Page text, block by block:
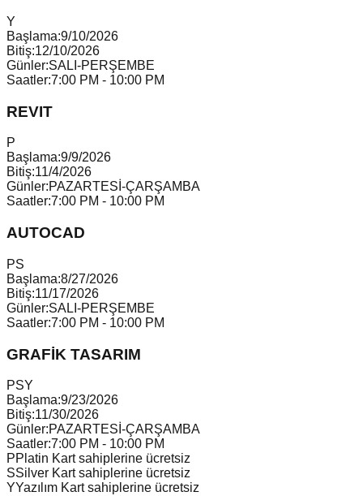
Y
Başlama:9/10/2026
Bitiş:12/10/2026
Günler:SALI-PERŞEMBE
Saatler:7:00 PM - 10:00 PM
REVIT
P
Başlama:9/9/2026
Bitiş:11/4/2026
Günler:PAZARTESİ-ÇARŞAMBA
Saatler:7:00 PM - 10:00 PM
AUTOCAD
PS
Başlama:8/27/2026
Bitiş:11/17/2026
Günler:SALI-PERŞEMBE
Saatler:7:00 PM - 10:00 PM
GRAFİK TASARIM
PSY
Başlama:9/23/2026
Bitiş:11/30/2026
Günler:PAZARTESİ-ÇARŞAMBA
Saatler:7:00 PM - 10:00 PM
PPlatin Kart sahiplerine ücretsiz
SSilver Kart sahiplerine ücretsiz
YYazılım Kart sahiplerine ücretsiz